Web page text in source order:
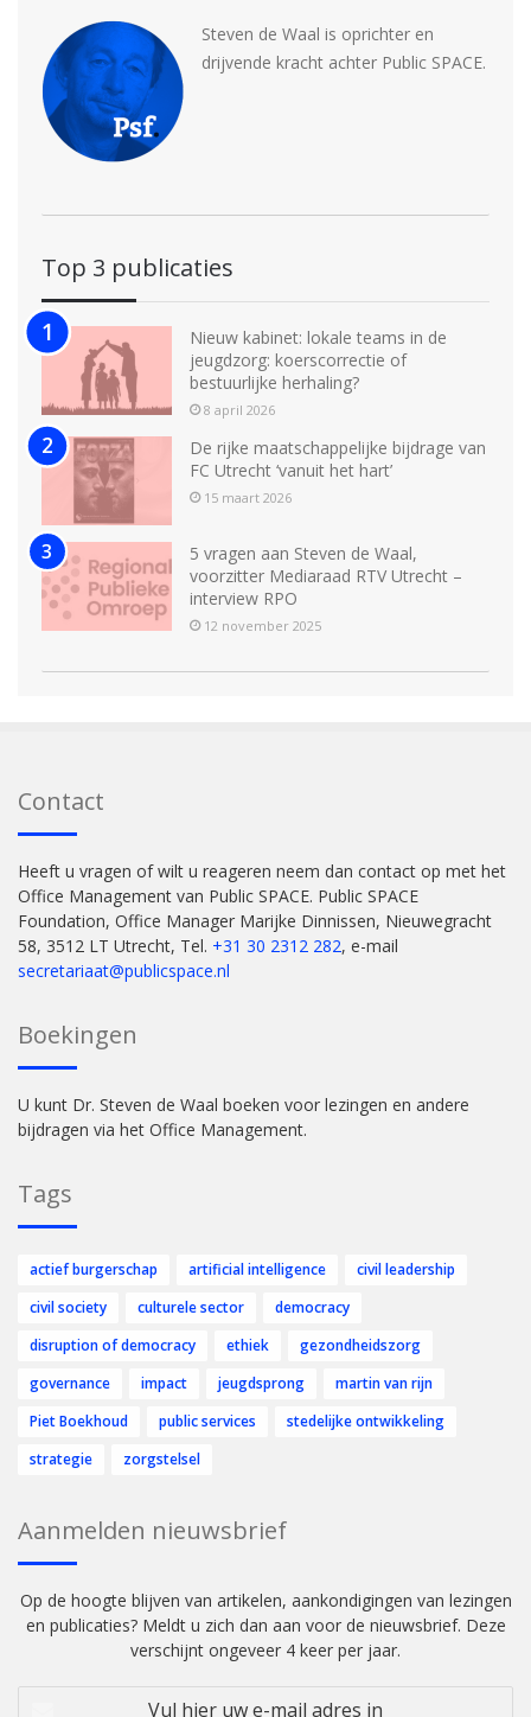
Steven de Waal is oprichter en
drijvende kracht achter Public SPACE.
Top 3 publicaties
Nieuw kabinet: lokale teams in de
jeugdzorg: koerscorrectie of
bestuurlijke herhaling?
8 april 2026
De rijke maatschappelijke bijdrage van
FC Utrecht ‘vanuit het hart’
15 maart 2026
5 vragen aan Steven de Waal,
voorzitter Mediaraad RTV Utrecht –
interview RPO
12 november 2025
Contact
Heeft u vragen of wilt u reageren neem dan contact op met het
Office Management van Public SPACE. Public SPACE
Foundation, Office Manager Marijke Dinnissen, Nieuwegracht
58, 3512 LT Utrecht, Tel. +31 30 2312 282, e-mail
secretariaat@publicspace.nl
Boekingen
U kunt Dr. Steven de Waal boeken voor lezingen en andere
bijdragen via het Office Management.
Tags
actief burgerschap artificial intelligence
civil leadership
civil society
culturele sector
democracy
disruption of democracy
ethiek
gezondheidszorg
governance
impact jeugdsprong
martin van rijn
Piet Boekhoud
public services
stedelijke ontwikkeling
strategie
zorgstelsel
Aanmelden nieuwsbrief
Op de hoogte blijven van artikelen, aankondigingen van lezingen
en publicaties? Meldt u zich dan aan voor de nieuwsbrief. Deze
verschijnt ongeveer 4 keer per jaar.